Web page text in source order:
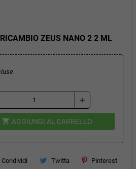
ZEUS NANO 2 2 ML
add
shopping_cart AGGIUNGI AL CARRELLO
Condividi Twitta Pinterest